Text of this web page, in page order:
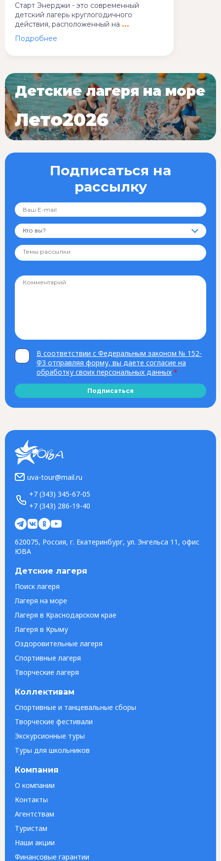
Старт Энерджи - это современный
детский лагерь круглогодичного
действия, расположенный на
Подписаться на
рассылку
Кто вы?
В соответствии с Федеральным законом № 152-
ФЗ отправляя форму, вы даете согласие на
обработку своих персональных данных *
Подписаться
Детские лагеря на море
Лето2026
uva-tour@mail.ru
+7 (343) 345-67-05
+7 (343) 286-19-40
620075, Россия, г. Екатеринбург, ул. Энгельса 11, офис
ЮВА
Детские лагеря
Поиск лагеря
Лагеря на море
Лагеря в Краснодарском крае
Лагеря в Крыму
Оздоровительные лагеря
Спортивные лагеря
Творческие лагеря
Коллективам
Спортивные и танцевальные сборы
Творческие фестивали
Экскурсионные туры
Туры для школьников
Компания
О компании
Контакты
Агентствам
Туристам
Наши акции
Финансовые гарантии